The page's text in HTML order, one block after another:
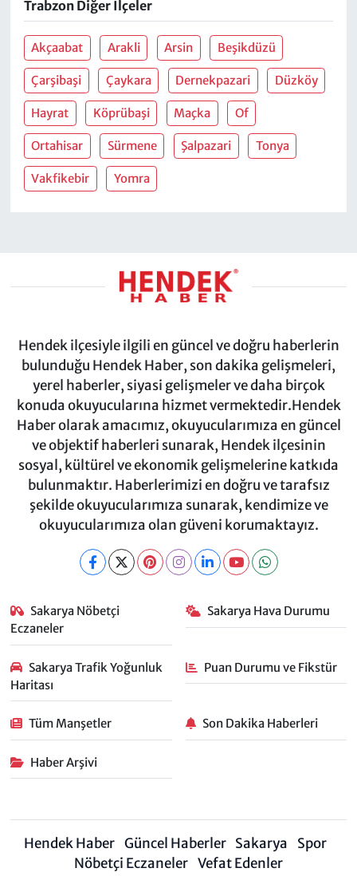
Trabzon Diğer İlçeler
Akçaabat Arakli Arsin Beşikdüzü
Çarşibaşi Çaykara Dernekpazari Düzköy
Hayrat Köprübaşi Maçka Of
Ortahisar Sürmene Şalpazari Tonya
Vakfikebir Yomra
Hendek ilçesiyle ilgili en güncel ve doğru haberlerin
bulunduğu Hendek Haber, son dakika gelişmeleri,
yerel haberler, siyasi gelişmeler ve daha birçok
konuda okuyucularına hizmet vermektedir.Hendek
Haber olarak amacımız, okuyucularımıza en güncel
ve objektif haberleri sunarak, Hendek ilçesinin
sosyal, kültürel ve ekonomik gelişmelerine katkıda
bulunmaktır. Haberlerimizi en doğru ve tarafsız
şekilde okuyucularımıza sunarak, kendimize ve
okuyucularımıza olan güveni korumaktayız.
Sakarya Nöbetçi
Eczaneler
Sakarya Hava Durumu
Sakarya Trafik Yoğunluk
Haritası
Puan Durumu ve Fikstür
Tüm Manşetler Son Dakika Haberleri
Haber Arşivi
Hendek Haber Güncel Haberler Sakarya
Spor
Nöbetçi Eczaneler Vefat Edenler